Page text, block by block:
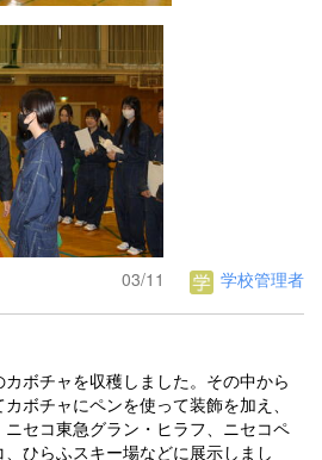
03/11 学校管理者
ボチャを収穫しました。その中から
ボチャにペンを使って装飾を加え、
セコ東急グラン・ヒラフ、ニセコペ
ひらふスキー場などに展示しまし